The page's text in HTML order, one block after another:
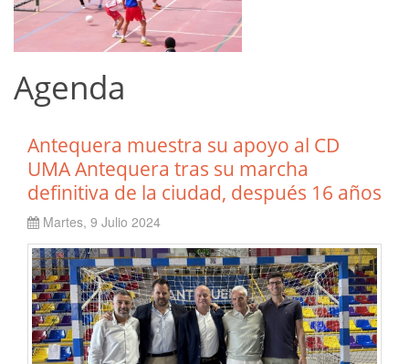
Agenda
Antequera muestra su apoyo al CD
UMA Antequera tras su marcha
definitiva de la ciudad, después 16 años
Martes, 9 Julio 2024